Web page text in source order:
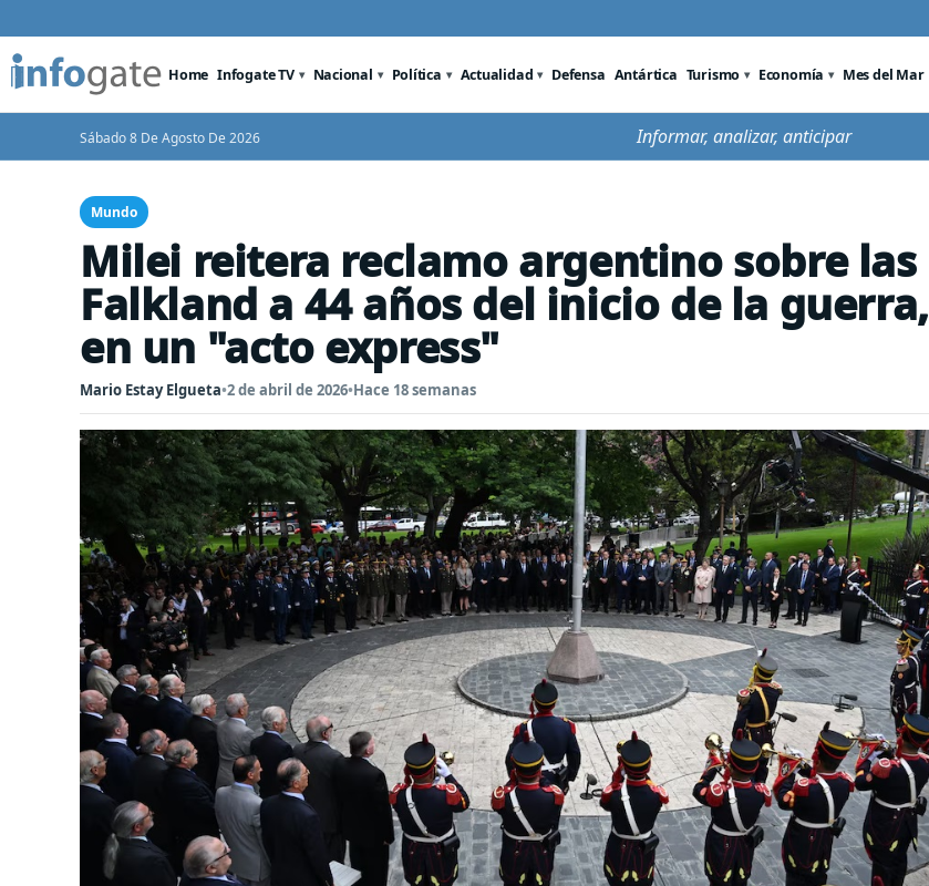
Home Infogate TV Nacional Política Actualidad Defensa Antártica Turismo Economía Mes del Mar
Sábado 8 De Agosto De 2026 Informar, analizar, anticipar
Mundo
Milei reitera reclamo argentino sobre las
Falkland a 44 años del inicio de la guerra,
en un "acto express"
Mario Estay Elgueta•2 de abril de 2026•Hace 18 semanas